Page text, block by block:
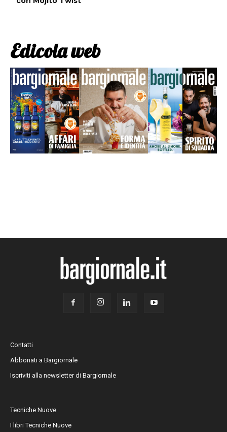
Edicola web
Contatti
Abbonati a Bargiornale
Iscriviti alla newsletter di Bargiornale
Tecniche Nuove
I libri Tecniche Nuove